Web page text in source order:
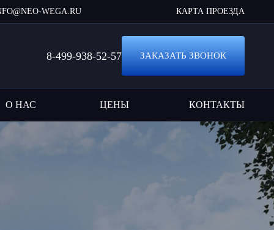
WEGA.RU КАРТА ПРОЕЗДА
8-499-938-52-57 ЗАКАЗАТЬ ЗВОНОК
О НАС ЦЕНЫ КОНТАКТЫ